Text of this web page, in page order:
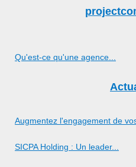
Qu'est-ce qu'une agence...
Augmentez l'engagement de
SICPA Holding : Un leader...